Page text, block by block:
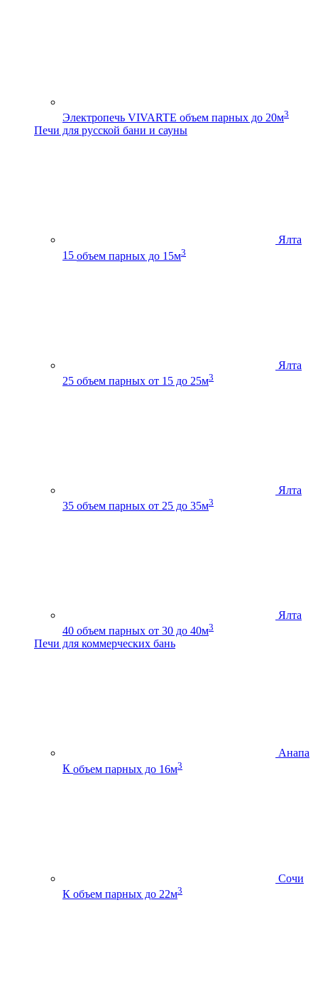
Электропечь VIVARTE объем парных до 20м3
Печи для русской бани и сауны
Ялта
15 объем парных до 15м3
Ялта
25 объем парных от 15 до 25м3
Ялта
35 объем парных от 25 до 35м3
Ялта
40 объем парных от 30 до 40м3
Печи для коммерческих бань
Анапа
К объем парных до 16м3
Сочи
К объем парных до 22м3